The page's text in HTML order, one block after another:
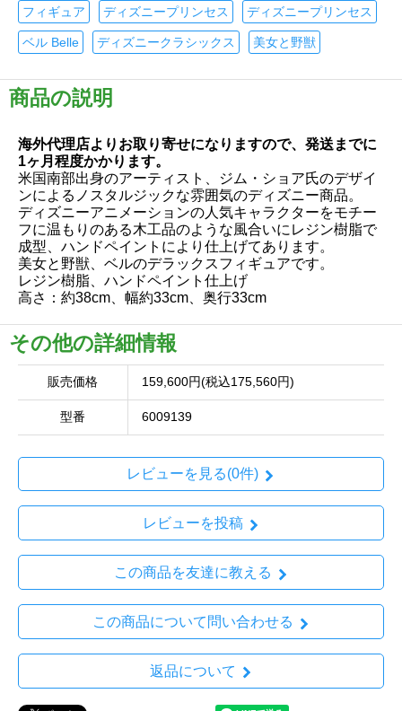
フィギュア ディズニープリンセス ディズニープリンセス
ベル Belle ディズニークラシックス 美女と野獣
商品の説明
海外代理店よりお取り寄せになりますので、発送までに
1ヶ月程度かかります。
米国南部出身のアーティスト、ジム・ショア氏のデザイ
ンによるノスタルジックな雰囲気のディズニー商品。
ディズニーアニメーションの人気キャラクターをモチー
フに温もりのある木工品のような風合いにレジン樹脂で
成型、ハンドペイントにより仕上げてあります。
美女と野獣、ベルのデラックスフィギュアです。
レジン樹脂、ハンドペイント仕上げ
高さ：約38cm、幅約33cm、奥行33cm
その他の詳細情報
販売価格 159,600円(税込175,560円)
型番 6009139
レビューを見る(0件)
レビューを投稿
この商品を友達に教える
この商品について問い合わせる
返品について